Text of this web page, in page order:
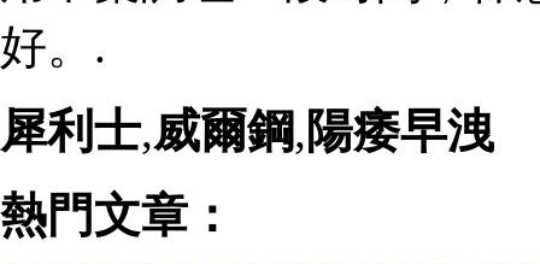
好。.
犀利士,威爾鋼, 陽痿早洩
熱門文章：